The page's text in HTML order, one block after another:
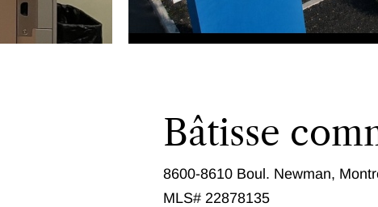
Bâtisse
8600-8610 Boul. Newman,
MLS# 22878135